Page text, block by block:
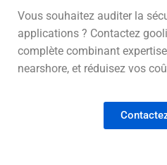
Vous souhaitez auditer la
applications ? Contactez
complète combinant
nearshore, et réduisez vos